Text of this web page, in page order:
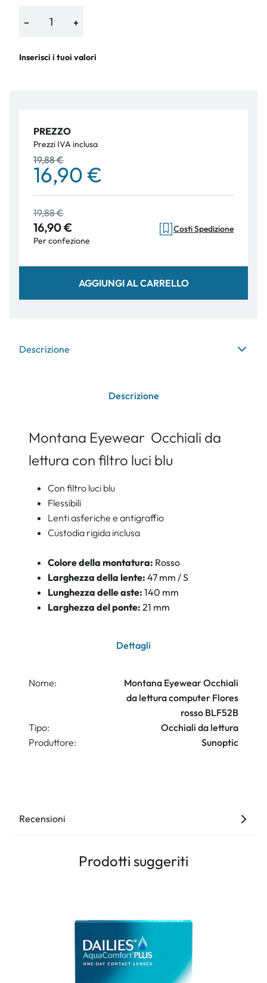
− +
Inserisci i tuoi valori
PREZZO
Prezzi IVA inclusa
19,88 €
16,90 €
19,88 €
16,90 €
Per confezione
Costi Spedizione
AGGIUNGI AL CARRELLO
Descrizione
Descrizione
Montana Eyewear Occhiali da
lettura con filtro luci blu
Con filtro luci blu
Flessibili
Lenti asferiche e antigraffio
Custodia rigida inclusa
Colore della montatura: Rosso
Larghezza della lente: 47 mm / S
Lunghezza delle aste: 140 mm
Larghezza del ponte: 21 mm
Dettagli
Nome:
Montana Eyewear Occhiali
da lettura computer Flores
rosso BLF52B
Tipo:
Occhiali da lettura
Produttore:
Sunoptic
Recensioni
Prodotti suggeriti